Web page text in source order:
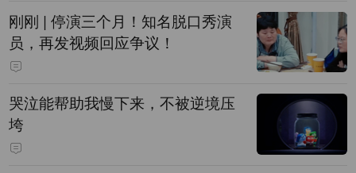
刚刚 | 停演三个月！知名脱口秀演
员，再发视频回应争议！
哭泣能帮助我慢下来，不被逆境压
垮